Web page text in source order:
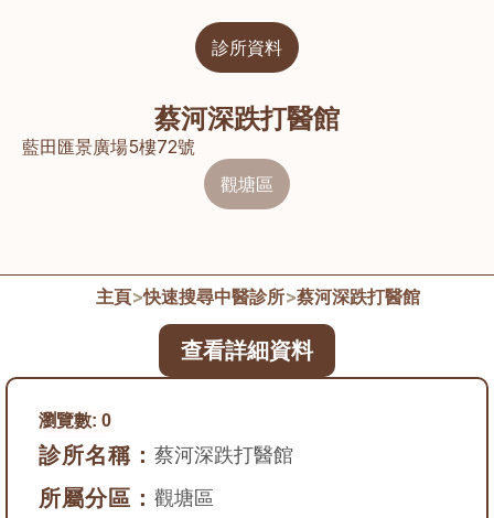
診所資料
蔡河深跌打醫館
藍田匯景廣場5樓72號
觀塘區
查看詳細資料
瀏覽數: 0
診所名稱： 蔡河深跌打醫館
所屬分區： 觀塘區
主頁>快速搜尋中醫診所>蔡河深跌打醫館